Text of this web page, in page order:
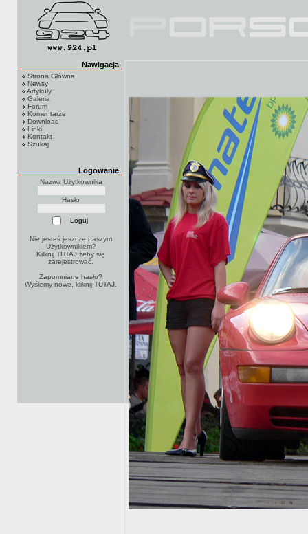
Nawigacja
Strona Główna
Newsy
Artykuły
Galeria
Forum
Komentarze
Download
Linki
Kontakt
Szukaj
Logowanie
Nazwa Użytkownika
Hasło
Nie jesteś jeszcze naszym
Użytkownikiem?
Kilknij TUTAJ żeby się
zarejestrować.
Zapomniane hasło?
Wyślemy nowe, kliknijTUTAJ